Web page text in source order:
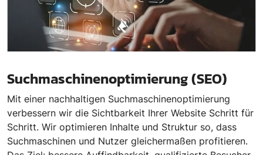
Suchmaschinenoptimierung (SEO)
Mit einer nachhaltigen Suchmaschinenoptimierung
verbessern wir die Sichtbarkeit Ihrer Website Schritt für
Schritt. Wir optimieren Inhalte und Struktur so, dass
Suchmaschinen und Nutzer gleichermaßen profitieren.